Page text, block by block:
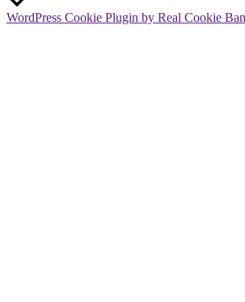
to
WordPress Cookie Plugin by Real Cookie